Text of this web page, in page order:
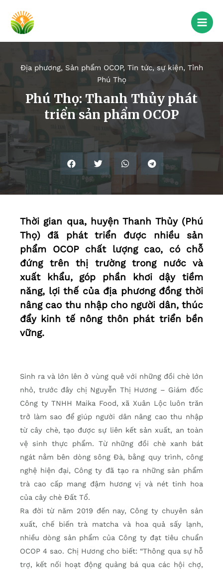
Địa phương, Sản phẩm OCOP, Tin tức, sự kiện, Tỉnh
Phú Thọ
Phú Thọ: Thanh Thủy phát
triển sản phẩm OCOP
Thời gian qua, huyện Thanh Thủy (Phú
Thọ) đã phát triển được nhiều sản
phẩm OCOP chất lượng cao, có chỗ
đứng trên thị trường trong nước và
xuất khẩu, góp phần khơi dậy tiềm
năng, lợi thế của địa phương đồng thời
nâng cao thu nhập cho người dân, thúc
đẩy kinh tế nông thôn phát triển bền
vững.
Sinh ra và lớn lên ở vùng quê với những đồi chè lớn
nhỏ, trước đây chị Nguyễn Thị Hương – Giám đốc
Công ty TNHH Maika Food, xã Xuân Lộc luôn trăn
trở làm sao để giúp người dân nâng cao thu nhập
từ cây chè, tạo được sự liên kết sản xuất, an toàn
vệ sinh thực phẩm. Từ những đồi chè xanh bát
ngát nằm bên dòng sông Đà, bằng quy trình, công
nghệ hiện đại, Công ty đã tạo ra những sản phẩm
trà cao cấp mang đậm hương vị và nét tinh hoa
của cây chè Đất Tổ.
Ra đời từ năm 2019 đến nay, Công ty chuyên sản
xuất, chế biến trà matcha và hoa quả sấy lạnh,
nhiều dòng sản phẩm của Công ty đạt tiêu chuẩn
OCOP 4 sao. Chị Hương cho biết: “Thông qua sự hỗ
trợ, kết nối hoạt động quảng bá qua các hội chợ,